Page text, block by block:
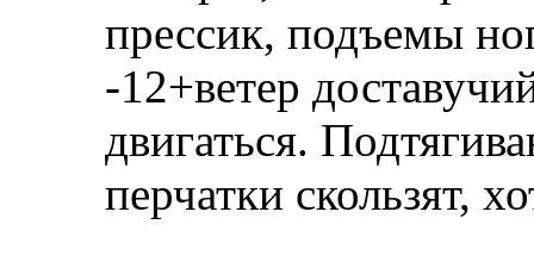
прессик, подъемы
-12+ветер
двигаться.
перчатки скользят,